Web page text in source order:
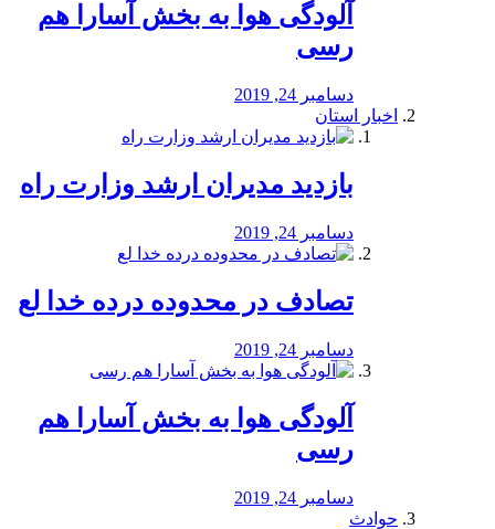
آلودگی هوا به بخش آسارا هم
رسی
دسامبر 24, 2019
اخبار استان
بازدید مدیران ارشد وزارت راه
دسامبر 24, 2019
تصادف در محدوده درده خدا لع
دسامبر 24, 2019
آلودگی هوا به بخش آسارا هم
رسی
دسامبر 24, 2019
حوادث